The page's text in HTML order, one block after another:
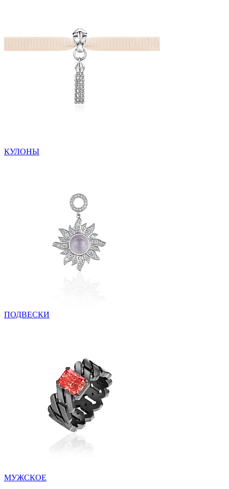
КУЛОНЫ
ПОДВЕСКИ
МУЖСКОЕ